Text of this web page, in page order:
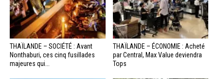
THAÏLANDE – SOCIÉTÉ : Avant
Nonthaburi, ces cinq fusillades
majeures qui...
THAÏLANDE – ÉCONOMIE : Acheté
par Central, Max Value deviendra
Tops